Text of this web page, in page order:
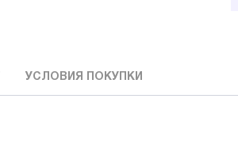
УСЛОВИЯ ПОКУПКИ